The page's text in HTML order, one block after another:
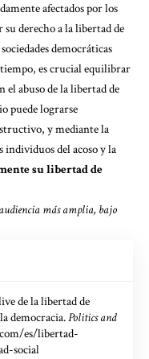
afectados por los
derecho a la libertad de
democráticas
es crucial equilibrar
el abuso de la libertad de
puede lograrse
y mediante la
individuos del acoso y la
su libertad de
más amplia, bajo
de la libertad de
democracia.Politics and
es/libertad-
social